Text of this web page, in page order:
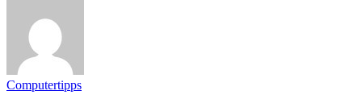
Computertipps